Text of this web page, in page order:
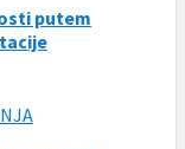
putem